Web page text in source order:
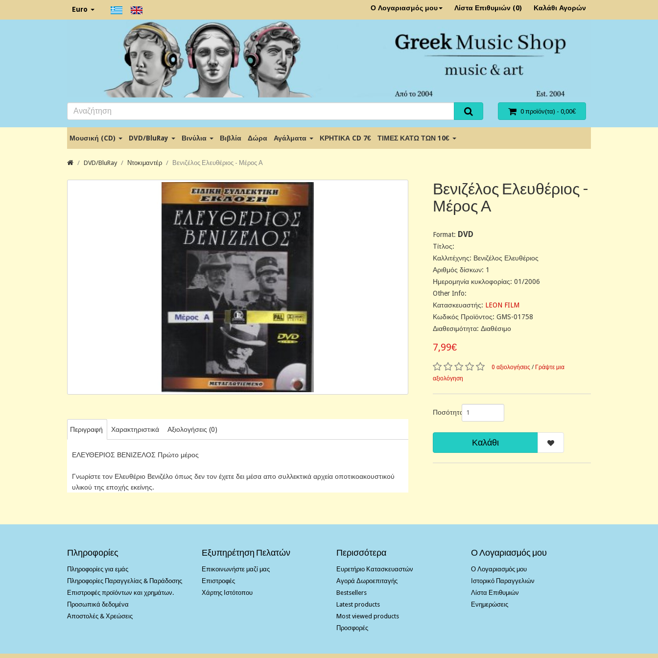
Euro Ο Λογαριασμός μου Λίστα Επιθυμιών (0) Καλάθι Αγορών
0 προϊόν(τα) - 0,00€
Μουσική (CD) DVD/BluRay Βινύλια Βιβλία Δώρα Αγάλματα ΚΡΗΤΙΚΑ CD 7€ ΤΙΜΕΣ ΚΑΤΩ ΤΩΝ 10€
DVD/BluRay Ντοκιμαντέρ Βενιζέλος Ελευθέριος - Μέρος Α
Περιγραφή Χαρακτηριστικά Αξιολογήσεις (0)
ΕΛΕΥΘΕΡΙΟΣ ΒΕΝΙΖΕΛΟΣ Πρώτο μέρος
Γνωρίστε τον Ελευθέριο Βενιζέλο όπως δεν τον έχετε δει μέσα απο συλλεκτικά αρχεία οποτικοακουστικού
υλικού της εποχής εκείνης.
Βενιζέλος Ελευθέριος -
Μέρος Α
Format: DVD
Tίτλος:
Καλλιτέχνης: Βενιζέλος Ελευθέριος
Αριθμός δίσκων: 1
Ημερομηνία κυκλοφορίας: 01/2006
Other Info:
Κατασκευαστής: LEON FILM
Κωδικός Προϊόντος: GMS-01758
Διαθεσιμότητα: Διαθέσιμο
7,99€
0 αξιολογήσεις / Γράψτε μια
αξιολόγηση
Ποσότητα
Καλάθι
Πληροφορίες
Πληροφορίες για εμάς
Πληροφορίες Παραγγελίας & Παράδοσης
Επιστροφές προϊόντων και χρημάτων.
Προσωπικά δεδομένα
Αποστολές & Χρεώσεις
Εξυπηρέτηση Πελατών
Επικοινωνήστε μαζί μας
Επιστροφές
Χάρτης Ιστότοπου
Περισσότερα
Ευρετήριο Κατασκευαστών
Αγορά Δωροεπιταγής
Bestsellers
Latest products
Most viewed products
Προσφορές
Ο Λογαριασμός μου
Ο Λογαριασμός μου
Ιστορικό Παραγγελιών
Λίστα Επιθυμιών
Ενημερώσεις